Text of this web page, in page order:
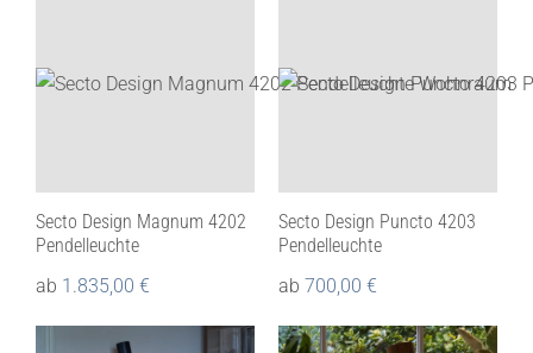
Secto Design Magnum 4202
Pendelleuchte
ab 1.835,00 €
Secto Design Puncto 4203
Pendelleuchte
ab 700,00 €